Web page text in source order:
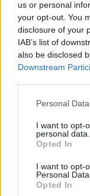
us or personal
your opt-out. You
disclosure of your
IAB’s list of
also be disclosed
Downstream
Personal
I want to opt-
personal data.
Opted In
I want to opt-
Personal Data.
Opted In